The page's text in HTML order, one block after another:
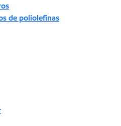
de poliolefinas